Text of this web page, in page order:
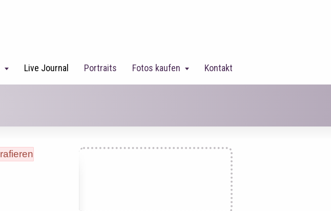
Live Journal Portraits Fotos kaufen Kontakt